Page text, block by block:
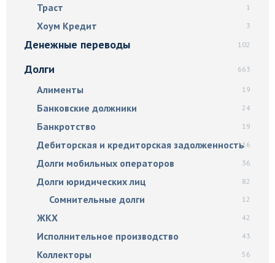
Траст 1
Хоум Кредит 3
Денежные переводы 102
Долги 663
Алименты 19
Банковские должники 24
Банкротство 19
Дебиторская и кредиторская задолженность116
Долги мобильных операторов 36
Долги юридических лиц 82
Сомнительные долги 12
ЖКХ 42
Исполнительное производство 43
Коллекторы 56